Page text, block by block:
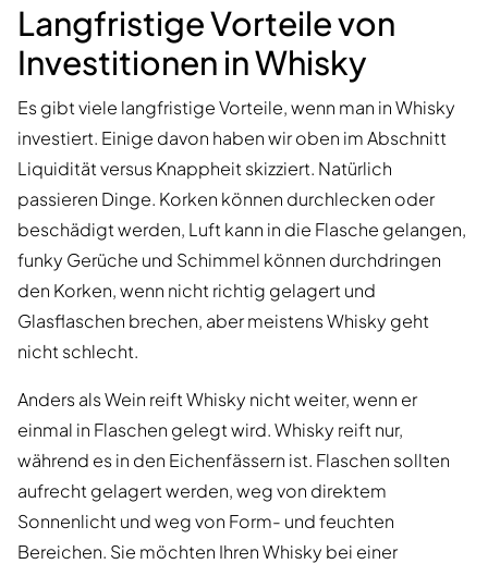
Langfristige Vorteile von
Investitionen in Whisky
Es gibt viele langfristige Vorteile, wenn man in Whisky
investiert. Einige davon haben wir oben im Abschnitt
Liquidität versus Knappheit skizziert. Natürlich
passieren Dinge. Korken können durchlecken oder
beschädigt werden, Luft kann in die Flasche gelangen,
funky Gerüche und Schimmel können durchdringen
den Korken, wenn nicht richtig gelagert und
Glasflaschen brechen, aber meistens Whisky geht
nicht schlecht.
Anders als Wein reift Whisky nicht weiter, wenn er
einmal in Flaschen gelegt wird. Whisky reift nur,
während es in den Eichenfässern ist. Flaschen sollten
aufrecht gelagert werden, weg von direktem
Sonnenlicht und weg von Form- und feuchten
Bereichen. Sie möchten Ihren Whisky bei einer